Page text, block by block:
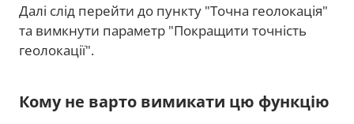
Далі слід перейти до пункту "Точна геолокація"
та вимкнути параметр "Покращити точність
геолокації".
Кому не варто вимикати цю функцію